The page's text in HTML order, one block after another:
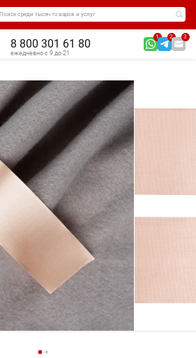
Поиск среди тысяч товаров и услуг
8 800 301 61 80
1 2 3
ежедневно с 9 до 21